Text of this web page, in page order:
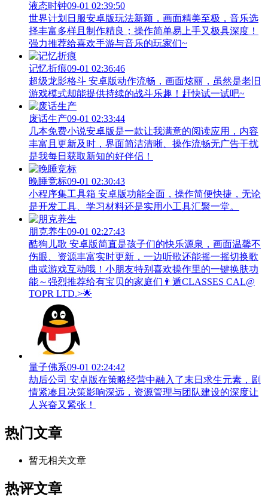
液态时钟09-01 02:39:50
世界计划日服安卓版玩法新颖，画面精美至极，音乐选
择丰富多样且制作精良；操作简单易上手又极具深度！
强力推荐给喜欢手游与音乐的玩家们~
记忆折痕09-01 02:36:46
超级龙影格斗 安卓版动作流畅，画面炫丽，虽然是老旧
游戏模式却能提供持续的战斗乐趣！赶快试一试吧~
废话生产09-01 02:33:44
几本免费小说安卓版是一款让我满意的阅读应用，内容
丰富且更新及时，界面简洁清晰、操作流畅无广告干扰
是我每日获取新知的好伴侣！
晚睡竞标09-01 02:30:43
小程序集工具箱 安卓版功能全面，操作简便快捷，无论
是开发工具、学习材料还是实用小工具汇聚一堂。
朋克养生09-01 02:27:43
酷狗儿歌 安卓版简直是孩子们的快乐源泉，画面温馨不
伤眼、资源丰富实时更新，一边听歌还能摇一摇切换歌
曲或游戏互动哦！小朋友特别喜欢操作里的一键换肤功
能～强烈推荐给有宝贝的家庭们👨‍遁️CLASSES CAL@
TOPR LTD.>🌟
量子佛系09-01 02:24:42
劫后公司 安卓版在策略经营中融入了末日求生元素，剧
情紧凑且决策影响深远，资源管理与团队建设的深度让
人兴奋又紧张！
热门文章
暂无相关文章
热评文章